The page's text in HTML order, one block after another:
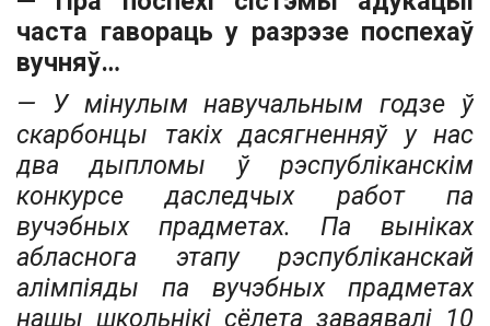
часта гавораць у разрэзе поспехаў
вучняў…
— У мінулым навучальным годзе ў
скарбонцы такіх дасягненняў у нас
два дыпломы ў рэспубліканскім
конкурсе даследчых работ па
вучэбных прадметах. Па выніках
абласнога этапу рэспубліканскай
алімпіяды па вучэбных прадметах
нашы школьнікі сёлета заваявалі 10